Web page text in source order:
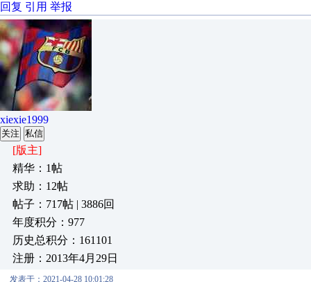
回复 引用 举报
xiexie1999
关注 私信
[版主]
精华：1帖
求助：12帖
帖子：717帖 | 3886回
年度积分：977
历史总积分：161101
注册：2013年4月29日
发表于：2021-04-28 10:01:28